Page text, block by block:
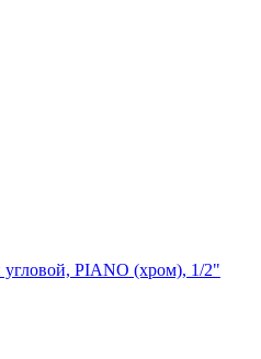
угловой, PIANO (хром), 1/2"